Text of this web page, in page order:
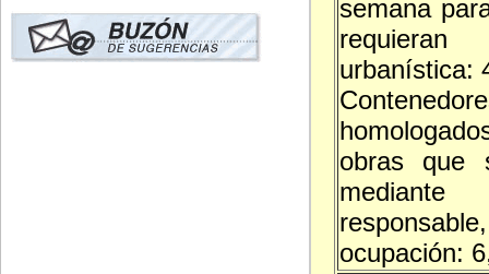
semana
urbanística:
obras que
mediante
ocupación: